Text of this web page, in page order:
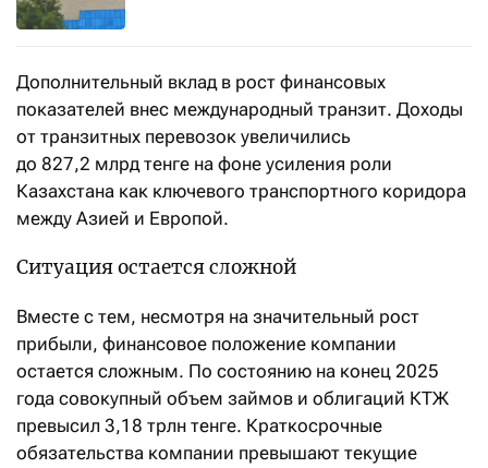
Дополнительный вклад в рост финансовых
показателей внес международный транзит. Доходы
от транзитных перевозок увеличились
до 827,2 млрд тенге на фоне усиления роли
Казахстана как ключевого транспортного коридора
между Азией и Европой.
Ситуация остается сложной
Вместе с тем, несмотря на значительный рост
прибыли, финансовое положение компании
остается сложным. По состоянию на конец 2025
года совокупный объем займов и облигаций КТЖ
превысил 3,18 трлн тенге. Краткосрочные
обязательства компании превышают текущие